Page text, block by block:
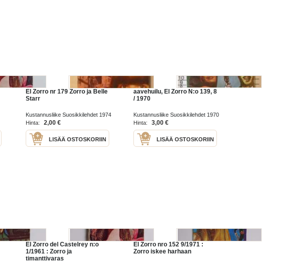
El Zorro nr 179 Zorro ja Belle
Starr
Kustannusliike Suosikkilehdet 1974
Hinta:
2,00 €
LISÄÄ OSTOSKORIIN
aavehuilu, El Zorro N:o 139, 8
/ 1970
Kustannusliike Suosikkilehdet 1970
Hinta:
3,00 €
LISÄÄ OSTOSKORIIN
El Zorro del Castelrey n:o
1/1961 : Zorro ja
timanttivaras
El Zorro nro 152 9/1971 :
Zorro iskee harhaan